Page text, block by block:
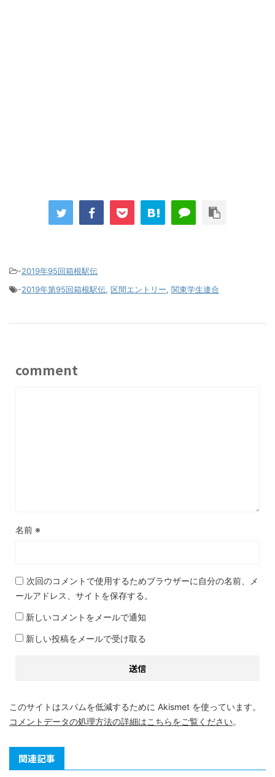
-2019年95回箱根駅伝
-2019年第95回箱根駅伝, 区間エントリー, 関東学生連合
comment
名前 ※
次回のコメントで使用するためブラウザーに自分の名前、メ
ールアドレス、サイトを保存する。
新しいコメントをメールで通知
新しい投稿をメールで受け取る
このサイトはスパムを低減するために Akismet を使っています。
コメントデータの処理方法の詳細はこちらをご覧ください。
関連記事